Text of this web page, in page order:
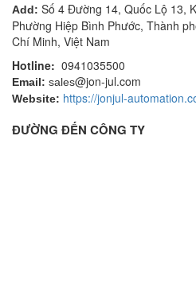
Add: Số 4 Đường 14, Quốc Lộ 13,
Phường Hiệp Bình Phước, Thành
Chí Minh, Việt Nam
Hotline: 0941035500
Email: sales@jon-jul.com
Website: https://jonjul-
ĐƯỜNG ĐẾN CÔNG TY